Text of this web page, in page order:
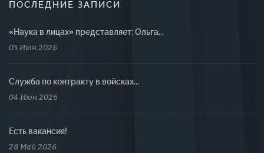
ПОСЛЕДНИЕ ЗАПИСИ
«Наука в лицах» представляет: Ольга...
05 Июн 2026
Cлужба по контракту в войсках...
04 Июн 2026
Есть вакансия!
28 Май 2026